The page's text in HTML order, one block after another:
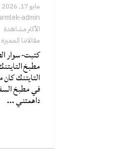
مايو 17, 2026
admin
الأكثر مشاهدة
مقالاتنا المميزة
كتبت- سوار
مطبخ
التايتنك كان
في مطبخ
داهمتني ...